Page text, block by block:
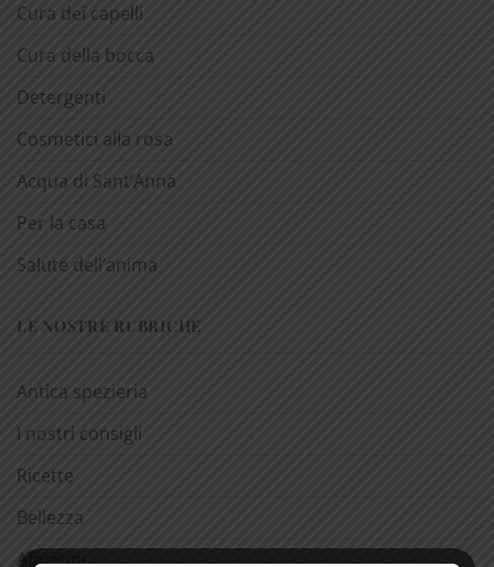
Cura dei capelli
Cura della bocca
Detergenti
Cosmetici alla rosa
Acqua di Sant’Anna
Per la casa
Salute dell’anima
LE NOSTRE RUBRICHE
Antica spezieria
I nostri consigli
Ricette
Bellezza
Aforismi